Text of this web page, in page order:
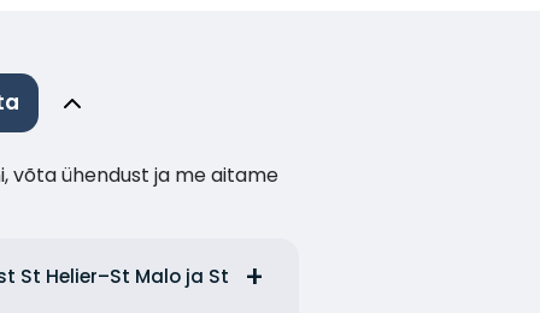
võta ühendust ja me aitame
St Helier–St Malo ja St